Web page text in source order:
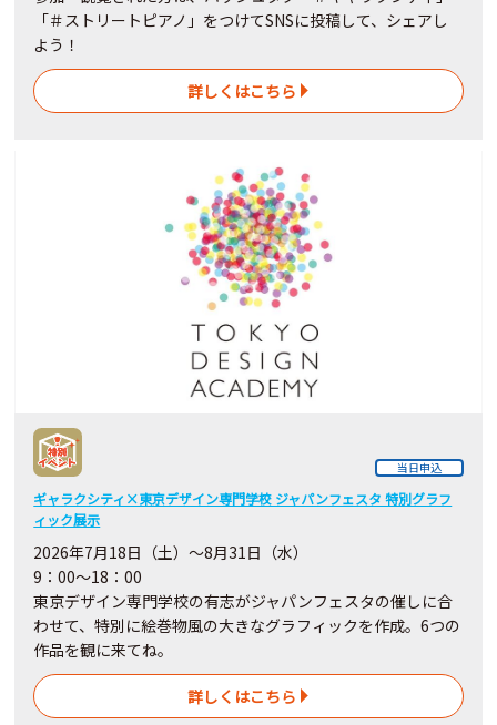
「＃ストリートピアノ」をつけてSNSに投稿して、シェアし
よう！
詳しくはこちら
当日申込
ギャラクシティ×東京デザイン専門学校 ジャパンフェスタ 特別グラフ
ィック展示
2026年7月18日（土）～8月31日（水）
9：00～18：00
東京デザイン専門学校の有志がジャパンフェスタの催しに合
わせて、特別に絵巻物風の大きなグラフィックを作成。6つの
作品を観に来てね。
詳しくはこちら